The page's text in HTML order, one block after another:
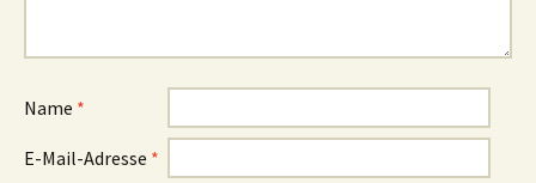
Name *
E-Mail-Adresse *